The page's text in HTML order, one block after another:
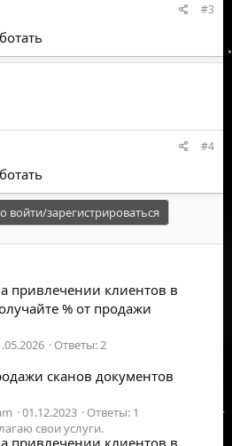
#3
#4
войти/зарегистрироваться
привлечении клиентов в
% от продажи
Ответы: 2
сканов документов
01.12.2023
Ответы: 1
свои услуги.
привлечении клиентов в